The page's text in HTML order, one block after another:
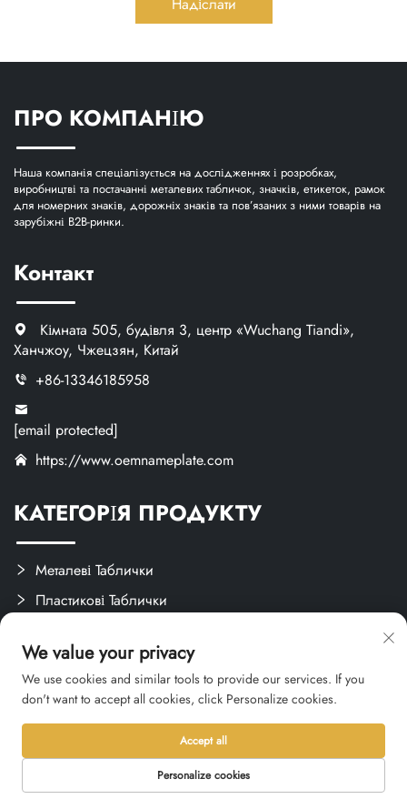
ПРО КОМПАНІЮ
Наша компанія спеціалізується на дослідженнях і розробках,
виробництві та постачанні металевих табличок, значків, етикеток, рамок
для номерних знаків, дорожніх знаків та пов’язаних з ними товарів на
зарубіжні B2B-ринки.
Контакт
Кімната 505, будівля 3, центр «Wuchang Tiandi»,
Ханчжоу, Чжецзян, Китай
+86-13346185958
[email protected]
https://www.oemnameplate.com
КАТЕГОРІЯ ПРОДУКТУ
Металеві Таблички
Пластикові Таблички
Індивідуальні Вироби
Авторське право © 2026 Hangzhou Qianxi Crafts CO., Ltd. Усі права
захищені. - Політика конфіденційності
We value your privacy
We use cookies and similar tools to provide our services. If you
don't want to accept all cookies, click Personalize cookies.
Personalize cookies
Accept all